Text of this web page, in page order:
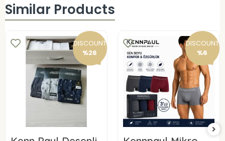
Similar Products
DISCOUNT
%26
DISCOUNT
%6